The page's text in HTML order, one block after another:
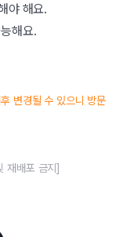
야 해요.
해요.
변경될 수 있으니 방문
재배포 금지]